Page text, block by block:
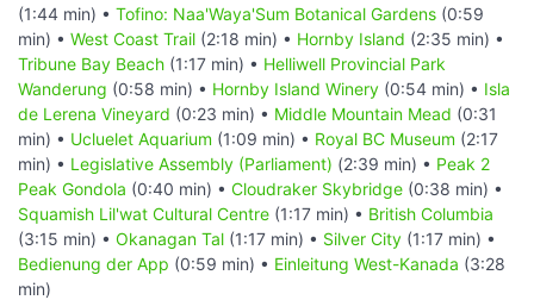
(1:44 min) • Tofino: Naa'Waya'Sum Botanical Gardens (0:59
min) • West Coast Trail (2:18 min) • Hornby Island (2:35 min) •
Tribune Bay Beach (1:17 min) • Helliwell Provincial Park
Wanderung (0:58 min) • Hornby Island Winery (0:54 min) • Isla
de Lerena Vineyard (0:23 min) • Middle Mountain Mead (0:31
min) • Ucluelet Aquarium (1:09 min) • Royal BC Museum (2:17
min) • Legislative Assembly (Parliament) (2:39 min) • Peak 2
Peak Gondola (0:40 min) • Cloudraker Skybridge (0:38 min) •
Squamish Lil'wat Cultural Centre (1:17 min) • British Columbia
(3:15 min) • Okanagan Tal (1:17 min) • Silver City (1:17 min) •
Bedienung der App (0:59 min) • Einleitung West-Kanada (3:28
min)